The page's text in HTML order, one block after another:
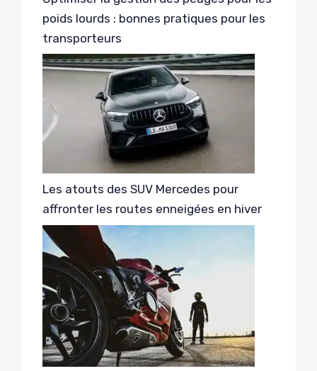
poids lourds : bonnes pratiques pour les
transporteurs
Les atouts des SUV Mercedes pour
affronter les routes enneigées en hiver